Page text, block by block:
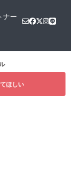
ナー
ほしい